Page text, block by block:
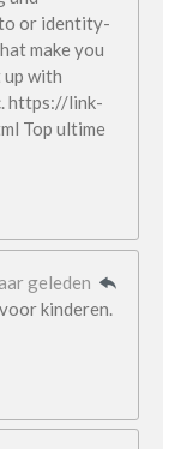
or identity-
make you
up with
https://link-
Top ultime
geleden
kinderen.